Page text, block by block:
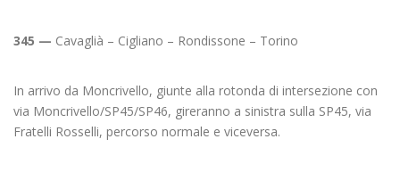
345 — Cavaglià – Cigliano – Rondissone – Torino
In arrivo da Moncrivello, giunte alla rotonda di intersezione con
via Moncrivello/SP45/SP46, gireranno a sinistra sulla SP45, via
Fratelli Rosselli, percorso normale e viceversa.